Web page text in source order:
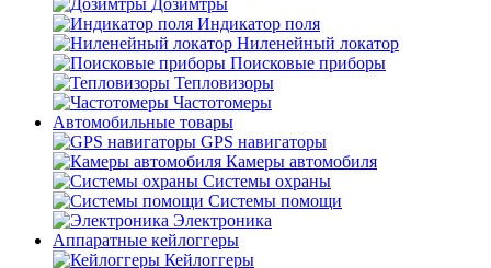
Дозимтры
Индикатор поля
Ниленейный локатор
Поисковые приборы
Тепловизоры
Частотомеры
Автомобильные товары
GPS навигаторы
Камеры автомобиля
Системы охраны
Системы помощи
Электроника
Аппаратные кейлоггеры
Кейлоггеры